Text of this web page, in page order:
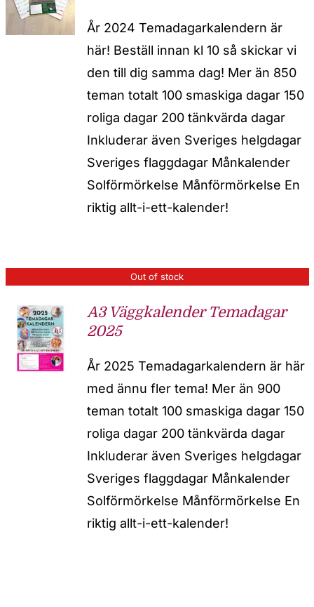
År 2024 Temadagarkalendern är
här! Beställ innan kl 10 så skickar vi
den till dig samma dag! Mer än 850
teman totalt 100 smaskiga dagar 150
roliga dagar 200 tänkvärda dagar
Inkluderar även Sveriges helgdagar
Sveriges flaggdagar Månkalender
Solförmörkelse Månförmörkelse En
riktig allt-i-ett-kalender!
Out of stock
A3 Väggkalender Temadagar
2025
År 2025 Temadagarkalendern är här
med ännu fler tema! Mer än 900
teman totalt 100 smaskiga dagar 150
roliga dagar 200 tänkvärda dagar
Inkluderar även Sveriges helgdagar
Sveriges flaggdagar Månkalender
Solförmörkelse Månförmörkelse En
riktig allt-i-ett-kalender!